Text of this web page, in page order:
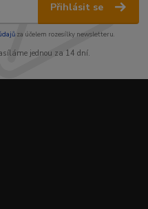
Přihlásit se
za účelem rozesílky newsletteru.
jednou za 14 dní.